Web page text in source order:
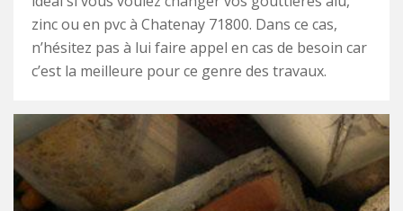
zinc ou en pvc à Chatenay 71800. Dans ce cas,
n’hésitez pas à lui faire appel en cas de besoin car
c’est la meilleure pour ce genre des travaux.